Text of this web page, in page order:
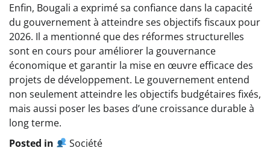
Enfin, Bougali a exprimé sa confiance dans la capacité
du gouvernement à atteindre ses objectifs fiscaux pour
2026. Il a mentionné que des réformes structurelles
sont en cours pour améliorer la gouvernance
économique et garantir la mise en œuvre efficace des
projets de développement. Le gouvernement entend
non seulement atteindre les objectifs budgétaires fixés,
mais aussi poser les bases d’une croissance durable à
long terme.
Posted in
Société